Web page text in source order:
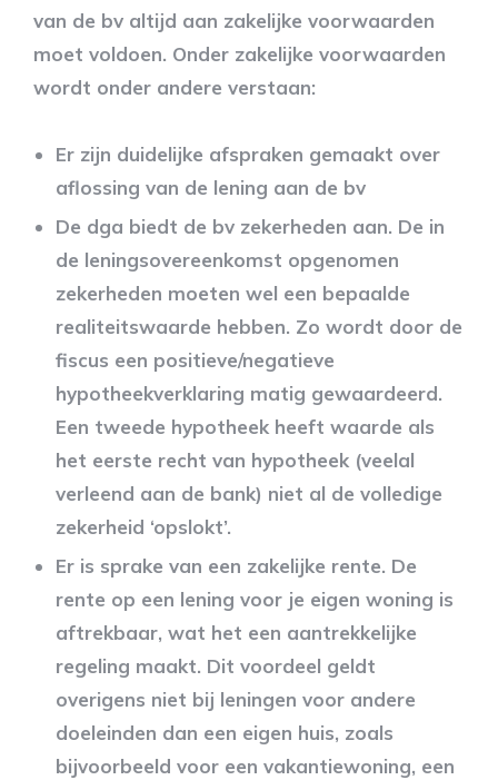
van de bv altijd aan zakelijke voorwaarden
moet voldoen. Onder zakelijke voorwaarden
wordt onder andere verstaan:
Er zijn duidelijke afspraken gemaakt over
aflossing van de lening aan de bv
De dga biedt de bv zekerheden aan. De in
de leningsovereenkomst opgenomen
zekerheden moeten wel een bepaalde
realiteitswaarde hebben. Zo wordt door de
fiscus een positieve/negatieve
hypotheekverklaring matig gewaardeerd.
Een tweede hypotheek heeft waarde als
het eerste recht van hypotheek (veelal
verleend aan de bank) niet al de volledige
zekerheid ‘opslokt’.
Er is sprake van een zakelijke rente. De
rente op een lening voor je eigen woning is
aftrekbaar, wat het een aantrekkelijke
regeling maakt. Dit voordeel geldt
overigens niet bij leningen voor andere
doeleinden dan een eigen huis, zoals
bijvoorbeeld voor een vakantiewoning, een